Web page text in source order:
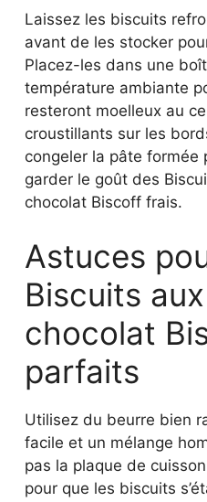
Laissez les biscuits
avant de les stocker
Placez-les dans une
température ambiante
resteront moelleux au
croustillants sur les
congeler la pâte formée
garder le goût des
chocolat Biscoff frais.
Astuces
Biscuits
chocolat
parfaits
Utilisez du beurre bien
facile et un mélange
pas la plaque de
pour que les biscuits